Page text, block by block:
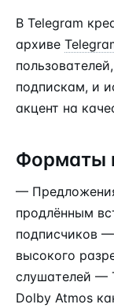
В Telegram
архиве
подпискам, и
акцент на
Форматы
—
продлённым
подписчиков
высокого
слушателей —
Dolby Atmos